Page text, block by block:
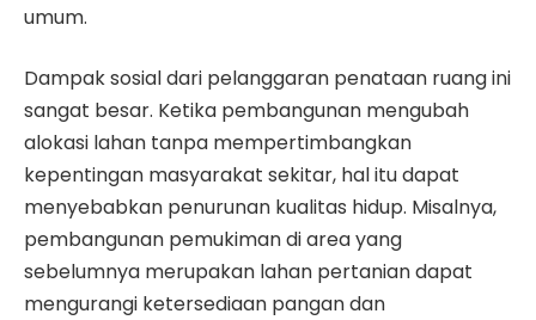
umum.
Dampak sosial dari pelanggaran penataan ruang ini
sangat besar. Ketika pembangunan mengubah
alokasi lahan tanpa mempertimbangkan
kepentingan masyarakat sekitar, hal itu dapat
menyebabkan penurunan kualitas hidup. Misalnya,
pembangunan pemukiman di area yang
sebelumnya merupakan lahan pertanian dapat
mengurangi ketersediaan pangan dan